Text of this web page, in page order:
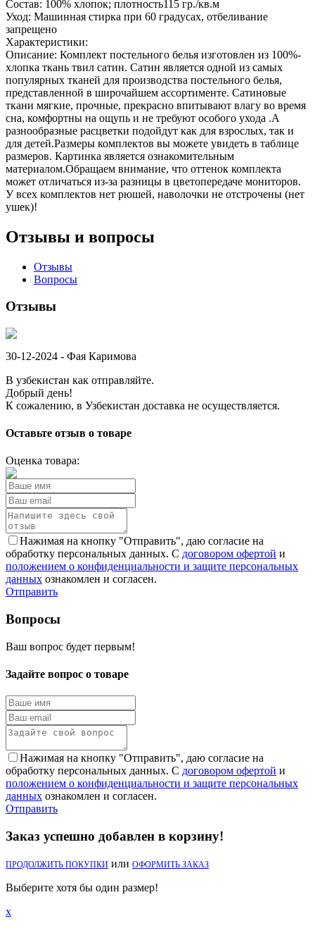
Состав: 100% хлопок; плотность115 гр./кв.м
Уход: Машинная стирка при 60 градусах, отбеливание
запрещено
Характеристики:
Описание: Комплект постельного белья изготовлен из 100%-
хлопка ткань твил сатин. Сатин является одной из самых
популярных тканей для производства постельного белья,
представленной в широчайшем ассортименте. Сатиновые
ткани мягкие, прочные, прекрасно впитывают влагу во время
сна, комфортны на ощупь и не требуют особого ухода .А
разнообразные расцветки подойдут как для взрослых, так и
для детей.Размеры комплектов вы можете увидеть в таблице
размеров. Картинка является ознакомительным
материалом.Обращаем внимание, что оттенок комплекта
может отличаться из-за разницы в цветопередаче мониторов.
У всех комплектов нет рюшей, наволочки не отстрочены (нет
ушек)!
Отзывы и вопросы
Отзывы
Вопросы
Отзывы
30-12-2024 - Фая Каримова
В узбекистан как отправляйте.
Добрый день!
К сожалению, в Узбекистан доставка не осуществляется.
Оставьте отзыв о товаре
Оценка товара:
Нажимая на кнопку "Отправить", даю согласие на
обработку персональных данных. С договором офертой и
положением о конфиденциальности и защите персональных
данных ознакомлен и согласен.
Отправить
Вопросы
Ваш вопрос будет первым!
Задайте вопрос о товаре
Нажимая на кнопку "Отправить", даю согласие на
обработку персональных данных. С договором офертой и
положением о конфиденциальности и защите персональных
данных ознакомлен и согласен.
Отправить
Заказ успешно добавлен в корзину!
ПРОДОЛЖИТЬ ПОКУПКИ или ОФОРМИТЬ ЗАКАЗ
Выберите хотя бы один размер!
x